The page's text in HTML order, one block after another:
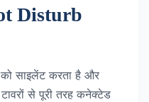
Disturb
साइलेंट करता है और
से पूरी तरह कनेक्टेड